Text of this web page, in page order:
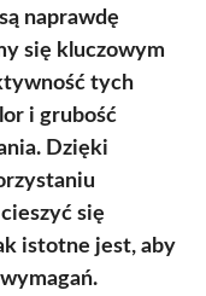
naprawdę
się kluczowym
tych
i grubość
Dzięki
się
istotne jest, aby